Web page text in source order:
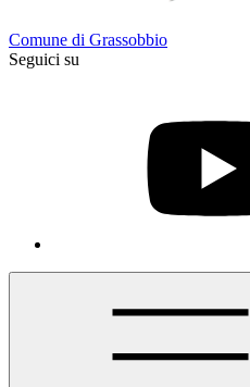
Comune di Grassobbio
Seguici su